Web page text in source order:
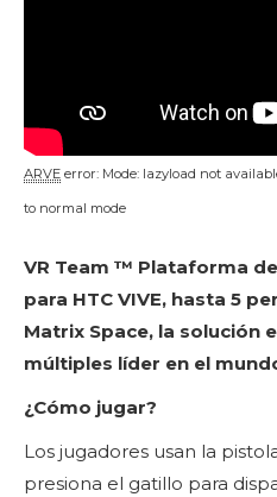
ARVE error: Mode: lazyload not
to normal mode
VR Team ™ Plataforma
para HTC VIVE, hasta 5
Matrix Space, la solución
múltiples líder en el
¿Cómo jugar?
Los jugadores usan la
presiona el gatillo para